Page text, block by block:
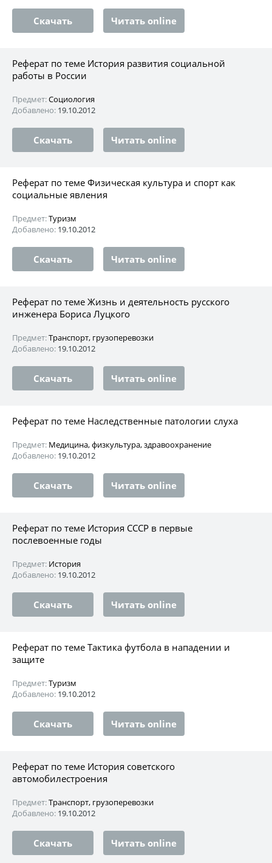
Скачать Читать online
Реферат по теме История развития социальной
работы в России
Предмет:Социология
Добавлено: 19.10.2012
Скачать Читать online
Реферат по теме Физическая культура и спорт как
социальные явления
Предмет:Туризм
Добавлено: 19.10.2012
Скачать Читать online
Реферат по теме Жизнь и деятельность русского
инженера Бориса Луцкого
Предмет:Транспорт, грузоперевозки
Добавлено: 19.10.2012
Скачать Читать online
Реферат по теме Наследственные патологии слуха
Предмет: Медицина, физкультура, здравоохранение
Добавлено: 19.10.2012
Скачать Читать online
Реферат по теме История СССР в первые
послевоенные годы
Предмет: История
Добавлено: 19.10.2012
Скачать Читать online
Реферат по теме Тактика футбола в нападении и
защите
Предмет:Туризм
Добавлено: 19.10.2012
Скачать Читать online
Реферат по теме История советского
автомобилестроения
Предмет:Транспорт, грузоперевозки
Добавлено: 19.10.2012
Скачать Читать online